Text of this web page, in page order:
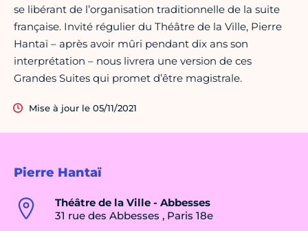
Pierre Hantaï
Théâtre de la Ville - Abbesses
31 rue des Abbesses , Paris 18e
se libérant de l’organisation traditionnelle de la suite
française. Invité régulier du Théâtre de la Ville, Pierre
Hantaï – après avoir mûri pendant dix ans son
interprétation – nous livrera une version de ces
Grandes Suites qui promet d’être magistrale.
Mise à jour le 05/11/2021